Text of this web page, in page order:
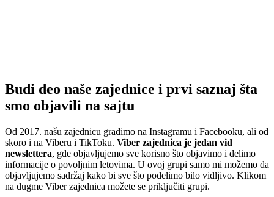
Budi deo naše zajednice i prvi saznaj šta
smo objavili na sajtu
Od 2017. našu zajednicu gradimo na Instagramu i Facebooku, ali od
skoro i na Viberu i TikToku. Viber zajednica je jedan vid
newslettera, gde objavljujemo sve korisno što objavimo i delimo
informacije o povoljnim letovima. U ovoj grupi samo mi možemo da
objavljujemo sadržaj kako bi sve što podelimo bilo vidljivo. Klikom
na dugme Viber zajednica možete se priključiti grupi.